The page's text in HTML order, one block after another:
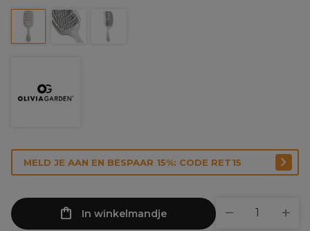
MELD JE AAN EN BESPAAR 15%: CODE RET15
In winkelmandje